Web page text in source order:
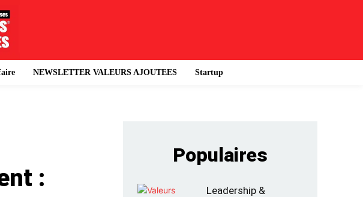
NEWSLETTER VALEURS AJOUTEES Startup
:
Populaires
Leadership &